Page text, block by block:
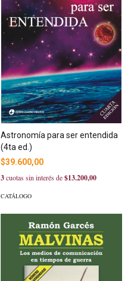
Astronomía para ser entendida
(4ta ed.)
$39.600,00
3cuotas sin interés de$13.200,00
CATÁLOGO